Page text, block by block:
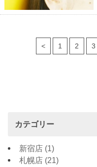
< 1 2 3
カテゴリー
新宿店 (1)
札幌店 (21)